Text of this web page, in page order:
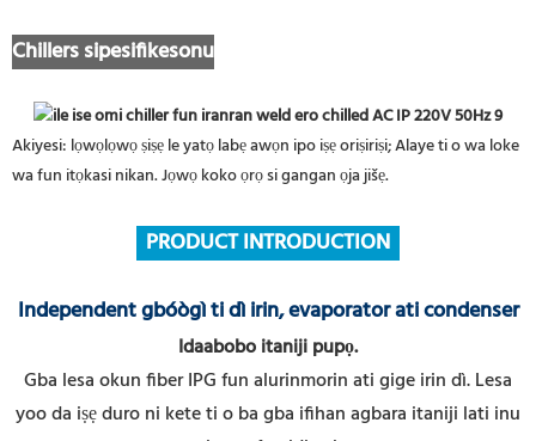
Chillers sipesifikesonu
Akiyesi: lọwọlọwọ ṣiṣẹ le yatọ labẹ awọn ipo iṣẹ oriṣiriṣi; Alaye ti o wa loke
wa fun itọkasi nikan. Jọwọ koko ọrọ si gangan ọja jišẹ.
PRODUCT INTRODUCTION
Independent gbóògì ti dì irin, evaporator ati condenser
Idaabobo itaniji pupọ.
Gba lesa okun fiber IPG fun alurinmorin ati gige irin dì.Lesa
yoo da iṣẹ duro ni kete ti o ba gba ifihan agbara itaniji lati inu